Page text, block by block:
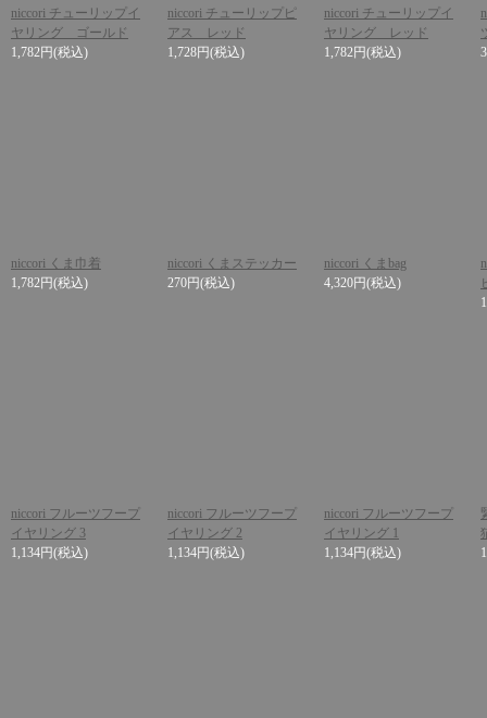
niccori チューリップイ
ヤリング ゴールド
1,782円(税込)
niccori チューリップピ
アス レッド
1,728円(税込)
niccori チューリップイ
ヤリング レッド
1,782円(税込)
niccori くま巾着
1,782円(税込)
niccori くまステッカー
270円(税込)
niccori くまbag
4,320円(税込)
niccori フルーツフープ
イヤリング 3
1,134円(税込)
niccori フルーツフープ
イヤリング 2
1,134円(税込)
niccori フルーツフープ
イヤリング 1
1,134円(税込)